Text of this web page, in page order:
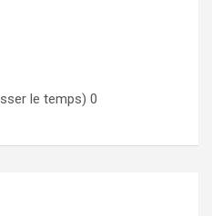
le temps) 0